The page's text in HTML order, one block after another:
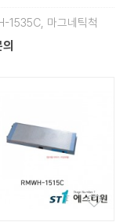
1535C, 마그네틱척